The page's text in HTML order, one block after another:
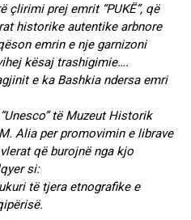
çlirimi prej emrit “PUKË”, që
historike autentike arbnore
emrin e nje garnizoni
kësaj trashigimie….
e ka Bashkia ndersa emri
të Muzeut Historik
Alia per promovimin e librave
që burojnë nga kjo
si:
të tjera etnografike e